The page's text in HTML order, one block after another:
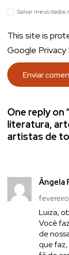
Salvar meus
This site is
Google Privacy
One reply on
literatura,
artistas de
Ângela
Luiza,
Você
de
que faz,